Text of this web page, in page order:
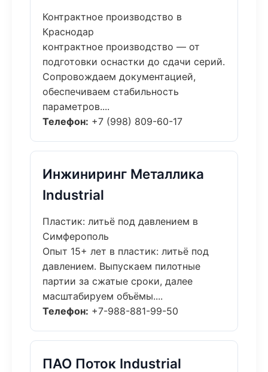
Контрактное производство в
Краснодар
контрактное производство — от
подготовки оснастки до сдачи серий.
Сопровождаем документацией,
обеспечиваем стабильность
параметров....
Телефон: +7 (998) 809-60-17
Инжиниринг Металлика
Industrial
Пластик: литьё под давлением в
Симферополь
Опыт 15+ лет в пластик: литьё под
давлением. Выпускаем пилотные
партии за сжатые сроки, далее
масштабируем объёмы....
Телефон: +7-988-881-99-50
ПАО Поток Industrial